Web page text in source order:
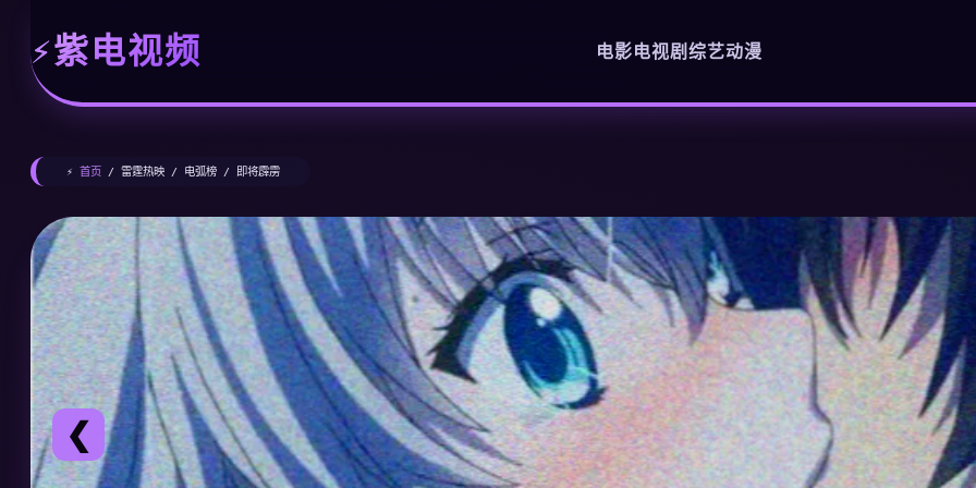
紫电视频 电影电视剧 综艺动漫
⚡ 首页 / 雷霆热映 / 电弧榜 / 即将霹雳
❮